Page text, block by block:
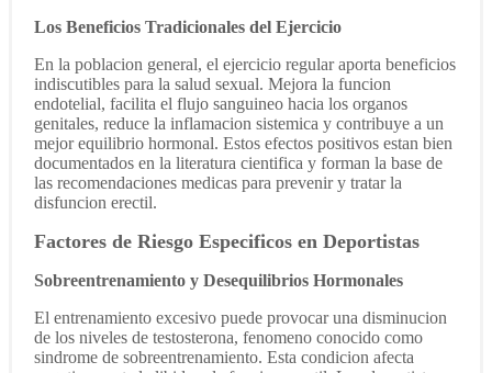
Los Beneficios Tradicionales del Ejercicio
En la poblacion general, el ejercicio regular aporta beneficios
indiscutibles para la salud sexual. Mejora la funcion
endotelial, facilita el flujo sanguineo hacia los organos
genitales, reduce la inflamacion sistemica y contribuye a un
mejor equilibrio hormonal. Estos efectos positivos estan bien
documentados en la literatura cientifica y forman la base de
las recomendaciones medicas para prevenir y tratar la
disfuncion erectil.
Factores de Riesgo Especificos en Deportistas
Sobreentrenamiento y Desequilibrios Hormonales
El entrenamiento excesivo puede provocar una disminucion
de los niveles de testosterona, fenomeno conocido como
sindrome de sobreentrenamiento. Esta condicion afecta